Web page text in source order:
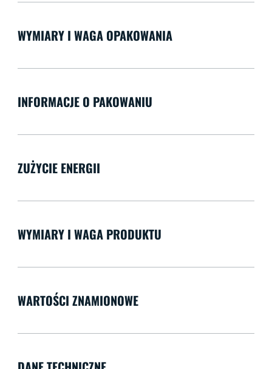
WYMIARY I WAGA OPAKOWANIA
INFORMACJE O PAKOWANIU
ZUŻYCIE ENERGII
WYMIARY I WAGA PRODUKTU
WARTOŚCI ZNAMIONOWE